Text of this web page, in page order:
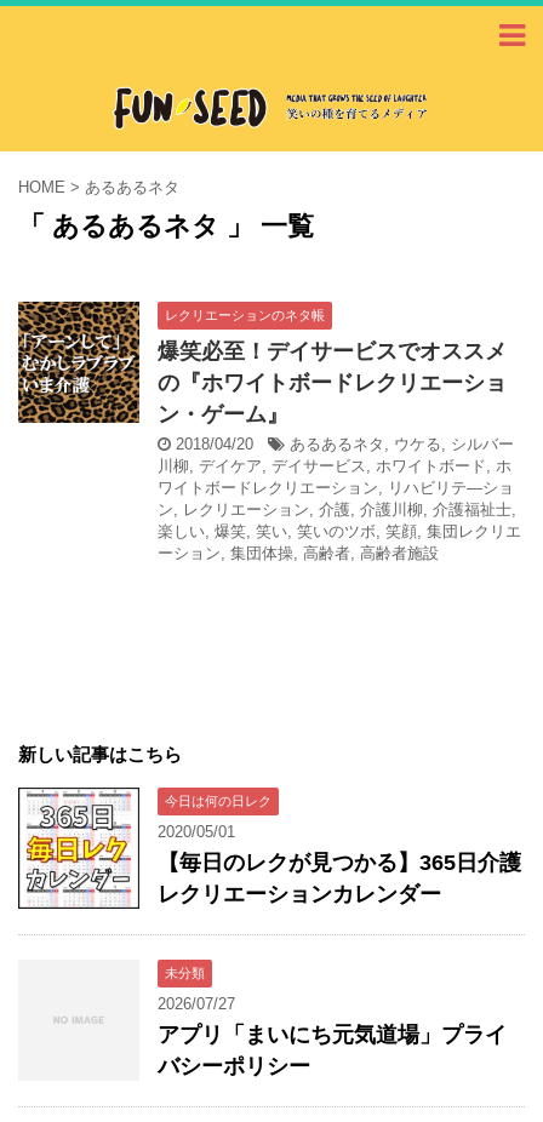
HOME > あるあるネタ
「 あるあるネタ 」 一覧
レクリエーションのネタ帳
爆笑必至！デイサービスでオススメ
の『ホワイトボードレクリエーショ
ン・ゲーム』
2018/04/20 あるあるネタ , ウケる, シルバー
川柳, デイケア, デイサービス, ホワイトボード, ホ
ワイトボードレクリエーション, リハビリテ―ショ
ン, レクリエーション, 介護, 介護川柳, 介護福祉士,
楽しい, 爆笑, 笑い, 笑いのツボ, 笑顔, 集団レクリエ
ーション, 集団体操, 高齢者, 高齢者施設
新しい記事はこちら
今日は何の日レク
2020/05/01
【毎日のレクが見つかる】365日介護
レクリエーションカレンダー
未分類
2026/07/27
アプリ「まいにち元気道場」プライ
バシーポリシー